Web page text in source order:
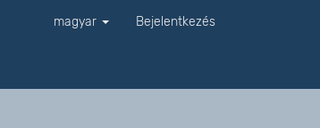
magyar Bejelentkezés